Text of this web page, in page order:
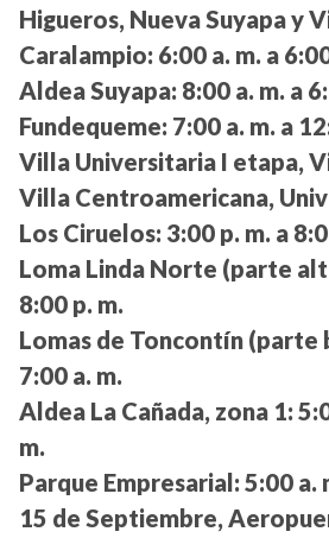
Higueros, Nueva Suyapa y
Caralampio: 6:00 a. m. a
Aldea Suyapa: 8:00 a. m. a
Fundequeme: 7:00 a. m. a
Villa Universitaria I etapa,
Villa Centroamericana,
Los Ciruelos: 3:00 p. m. a
Loma Linda Norte (parte
8:00 p. m.
Lomas de Toncontín (parte
7:00 a. m.
Aldea La Cañada, zona 1:
m.
Parque Empresarial: 5:00 a.
15 de Septiembre,